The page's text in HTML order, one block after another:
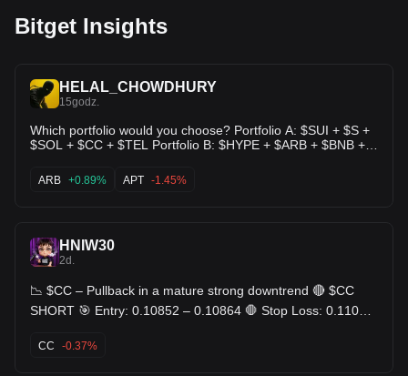
Bitget Insights
HELAL_CHOWDHURY
15godz.
Which portfolio would you choose? Portfolio A: $SUI + $S +
$SOL + $CC + $TEL Portfolio B: $HYPE + $ARB + $BNB +
$ZAMA
ARB +0.89% APT -1.45%
HNIW30
2d.
📉 $CC – Pullback in a mature strong downtrend 🔴 $CC
SHORT 🎯 Entry: 0.10852 – 0.10864 🛑 Stop Loss: 0.11075
CC -0.37%